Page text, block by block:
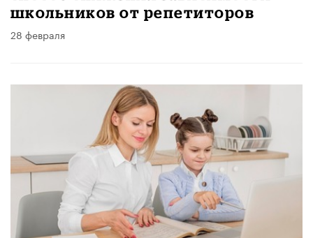
школьников от репетиторов
28 февраля